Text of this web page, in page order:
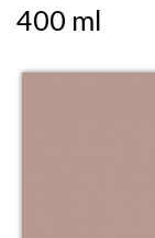
400 ml